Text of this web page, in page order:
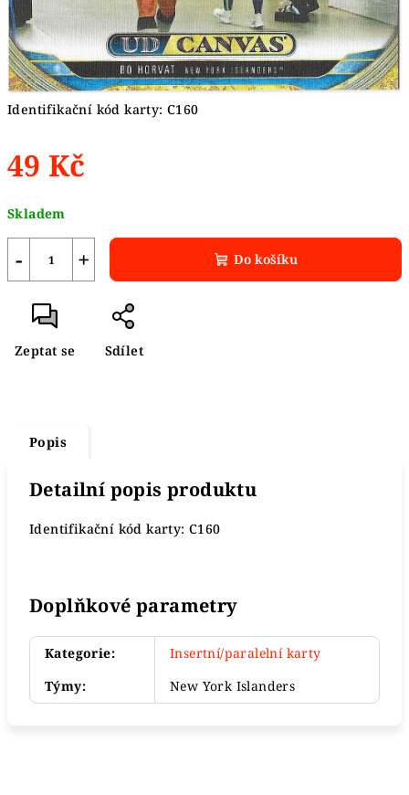
Identifikační kód karty: C160
49 Kč
cena:
Skladem
+
− Do košíku
Zeptat se Sdílet
Popis
Detailní popis produktu
Identifikační kód karty: C160
Doplňkové parametry
Kategorie:
Insertní/paralelní karty
Týmy: New York Islanders